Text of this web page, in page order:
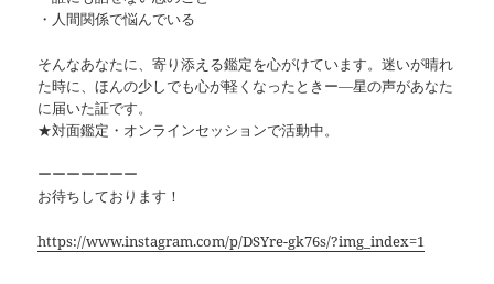
・人間関係で悩んでいる
そんなあなたに、寄り添える鑑定を心がけています。迷いが晴れ
た時に、ほんの少しでも心が軽くなったときー―星の声があなた
に届いた証です。
★対面鑑定・オンラインセッションで活動中。
ーーーーーーー
お待ちしております！
https://www.instagram.com/p/DSYre-gk76s/?img_index=1